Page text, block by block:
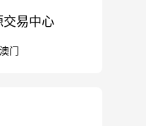
交易中心
澳门